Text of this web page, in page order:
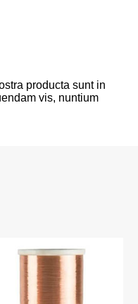
Slovenskiproducta sunt in
vis, nuntium